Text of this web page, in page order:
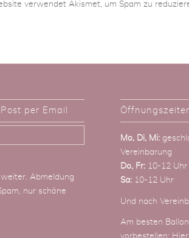
verwendet Akismet, um Spam zu
per Email
Abmeldung
nur schöne
Mo, Di, Mi:
Vereinbarung
Do, Fr:10-12 Uhr
Sa:10-12 Uhr
Und nach
Am besten